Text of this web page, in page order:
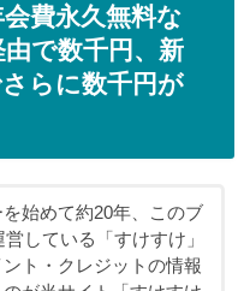
費永久無料な
で数千円、新
らに数千円が
始めて約20年、このブ
している「すけすけ」
ト・クレジットの情報